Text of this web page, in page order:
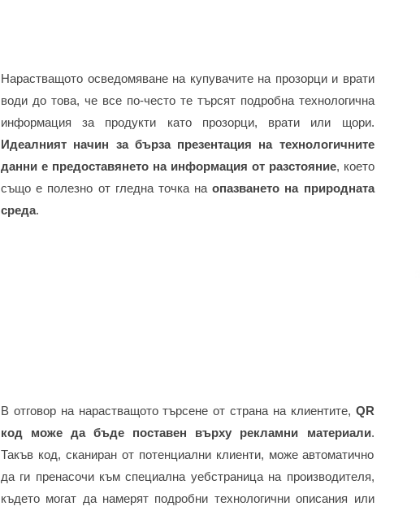
Нарастващото осведомяване на купувачите на прозорци и врати
води до това, че все по-често те търсят подробна технологична
информация за продукти като прозорци, врати или щори.
Идеалният начин за бърза презентация на технологичните
данни е предоставянето на информация от разстояние, което
също е полезно от гледна точка наопазването на природната
среда.
В отговор на нарастващото търсене от страна на клиентите, QR
код може да бъде поставен върху рекламни материали.
Такъв код, сканиран от потенциални клиенти, може автоматично
да ги пренасочи към специална уебстраница на производителя,
където могат да намерят подробни технологични описания или